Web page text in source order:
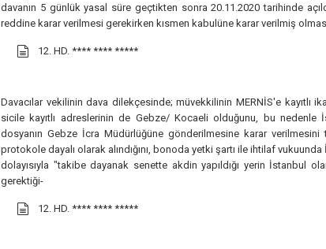
davanın 5 günlük yasal süre geçtikten sonra 20.11.2020 tarihinde
reddine karar verilmesi gerekirken kısmen kabulüne karar verilmiş
12. HD. **** **** *****
Davacılar vekilinin dava dilekçesinde; müvekkilinin MERNİS'e
sicile kayıtlı adreslerinin de Gebze/ Kocaeli olduğunu, bu
dosyanın Gebze İcra Müdürlüğüne gönderilmesine karar
protokole dayalı olarak alındığını, bonoda yetki şartı ile ihtilaf
dolayısıyla "takibe dayanak senette akdin yapıldığı yerin İstanbul
gerektiği-
12. HD. **** **** *****